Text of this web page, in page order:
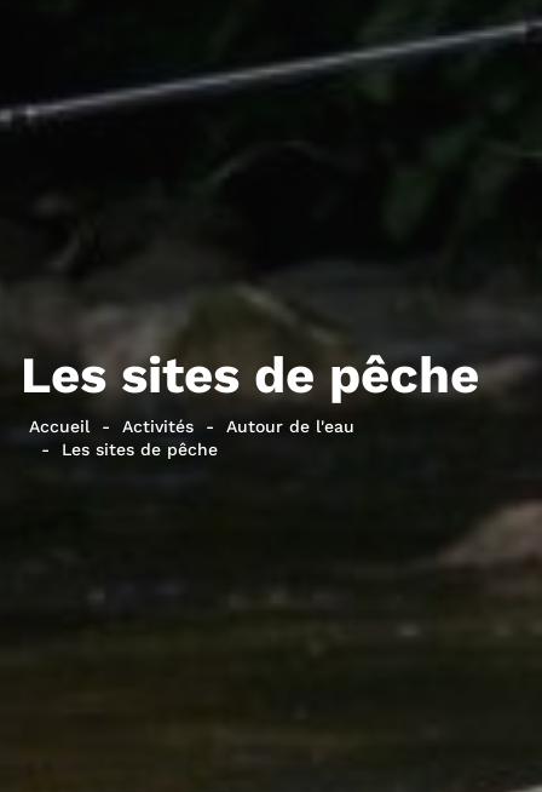
Les sites de pêche
Accueil Activités
Autour de l'eau
Les sites de pêche